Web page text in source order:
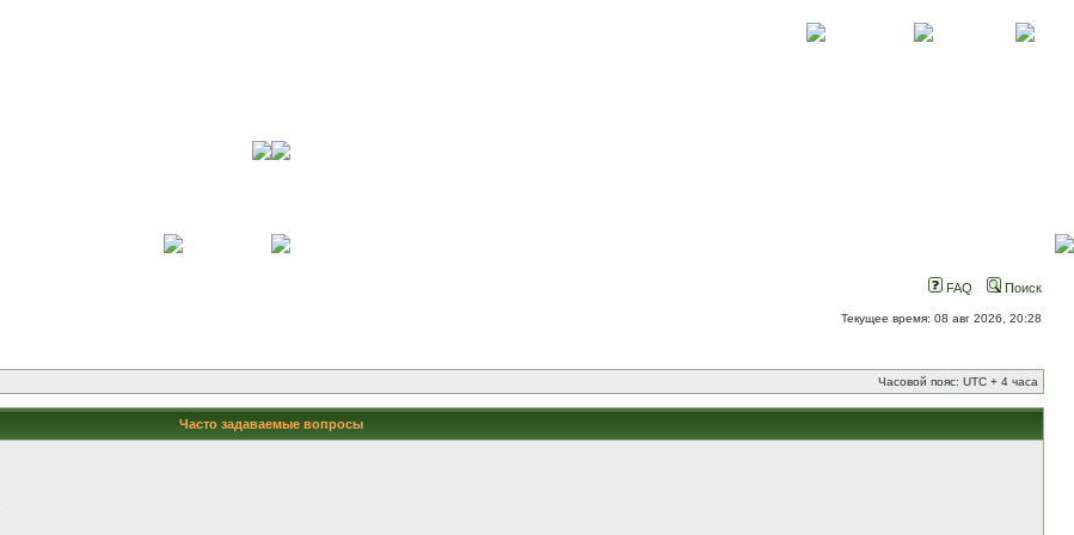
FAQ Поиск
Текущее время: 08 авг 2026, 20:28
Часовой пояс: UTC + 4 часа
Часто задаваемые вопросы